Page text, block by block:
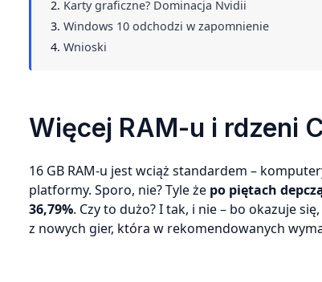
Karty graficzne? Dominacja Nvidii
Windows 10 odchodzi w zapomnienie
Wnioski
Więcej RAM-u i rdzeni
16 GB RAM-u jest wciąż standardem –
platformy. Sporo, nie? Tyle że po piętach
36,79%. Czy to dużo? I tak, i nie – bo okazuje
z nowych gier, która w rekomendowanych